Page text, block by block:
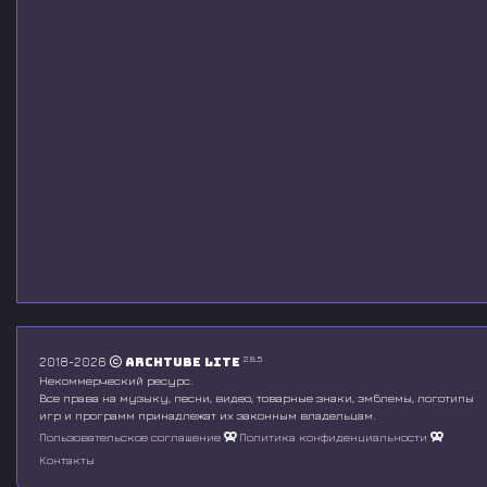
2018-2026 Archtube Lite 2.8.5
Некоммерческий ресурс.
Все права на музыку, песни, видео, товарные знаки, эмблемы, логотипы
игр и программ принадлежат их законным владельцам.
Пользовательское соглашение
Политика конфиденциальности
Контакты